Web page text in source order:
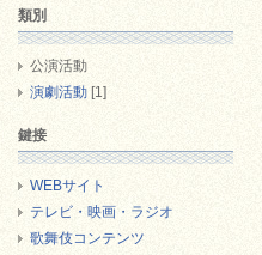
類別
公演活動
演劇活動 [1]
鍵接
WEBサイト
テレビ・映画・ラジオ
歌舞伎コンテンツ